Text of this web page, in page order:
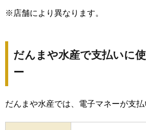
※店舗により異なります。
だんまや水産で支払いに
ー
だんまや水産では、電子マネーが支払